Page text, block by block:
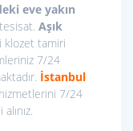
eve yakın
Aşık
klozet tamiri
7/24
İstanbul
7/24